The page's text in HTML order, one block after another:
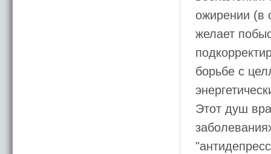
ожирении (в
желает
борьбе с
Этот душ